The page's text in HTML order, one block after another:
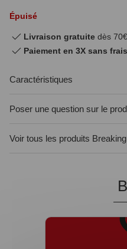
Épuisé
Livraison gratuite dès 70€
Paiement en 3X sans frais
Caractéristiques
Poser une question sur le
Voir tous les produits